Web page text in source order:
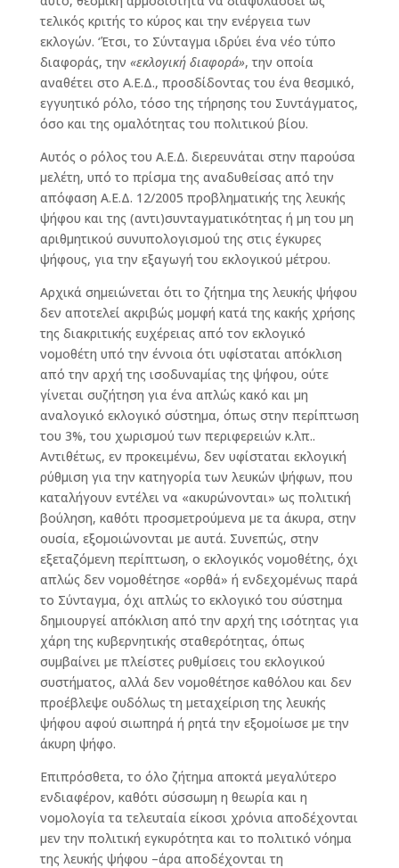
τελικός κριτής το κύρος και την ενέργεια των
εκλογών. ‘Έτσι, το Σύνταγμα ιδρύει ένα νέο τύπο
διαφοράς, την «εκλογική διαφορά», την οποία
αναθέτει στο Α.Ε.Δ., προσδίδοντας του ένα θεσμικό,
εγγυητικό ρόλο, τόσο της τήρησης του Συντάγματος,
όσο και της ομαλότητας του πολιτικού βίου.
Αυτός ο ρόλος του Α.Ε.Δ. διερευνάται στην παρούσα
μελέτη, υπό το πρίσμα της αναδυθείσας από την
απόφαση Α.Ε.Δ. 12/2005 προβληματικής της λευκής
ψήφου και της (αντι)συνταγματικότητας ή μη του μη
αριθμητικού συνυπολογισμού της στις έγκυρες
ψήφους, για την εξαγωγή του εκλογικού μέτρου.
Αρχικά σημειώνεται ότι το ζήτημα της λευκής ψήφου
δεν αποτελεί ακριβώς μομφή κατά της κακής χρήσης
της διακριτικής ευχέρειας από τον εκλογικό
νομοθέτη υπό την έννοια ότι υφίσταται απόκλιση
από την αρχή της ισοδυναμίας της ψήφου, ούτε
γίνεται συζήτηση για ένα απλώς κακό και μη
αναλογικό εκλογικό σύστημα, όπως στην περίπτωση
του 3%, του χωρισμού των περιφερειών κ.λπ..
Αντιθέτως, εν προκειμένω, δεν υφίσταται εκλογική
ρύθμιση για την κατηγορία των λευκών ψήφων, που
καταλήγουν εντέλει να «ακυρώνονται» ως πολιτική
βούληση, καθότι προσμετρούμενα με τα άκυρα, στην
ουσία, εξομοιώνονται με αυτά. Συνεπώς, στην
εξεταζόμενη περίπτωση, ο εκλογικός νομοθέτης, όχι
απλώς δεν νομοθέτησε «ορθά» ή ενδεχομένως παρά
το Σύνταγμα, όχι απλώς το εκλογικό του σύστημα
δημιουργεί απόκλιση από την αρχή της ισότητας για
χάρη της κυβερνητικής σταθερότητας, όπως
συμβαίνει με πλείστες ρυθμίσεις του εκλογικού
συστήματος, αλλά δεν νομοθέτησε καθόλου και δεν
προέβλεψε ουδόλως τη μεταχείριση της λευκής
ψήφου αφού σιωπηρά ή ρητά την εξομοίωσε με την
άκυρη ψήφο.
Επιπρόσθετα, το όλο ζήτημα αποκτά μεγαλύτερο
ενδιαφέρον, καθότι σύσσωμη η θεωρία και η
νομολογία τα τελευταία είκοσι χρόνια αποδέχονται
μεν την πολιτική εγκυρότητα και το πολιτικό νόημα
της λευκής ψήφου –άρα αποδέχονται τη